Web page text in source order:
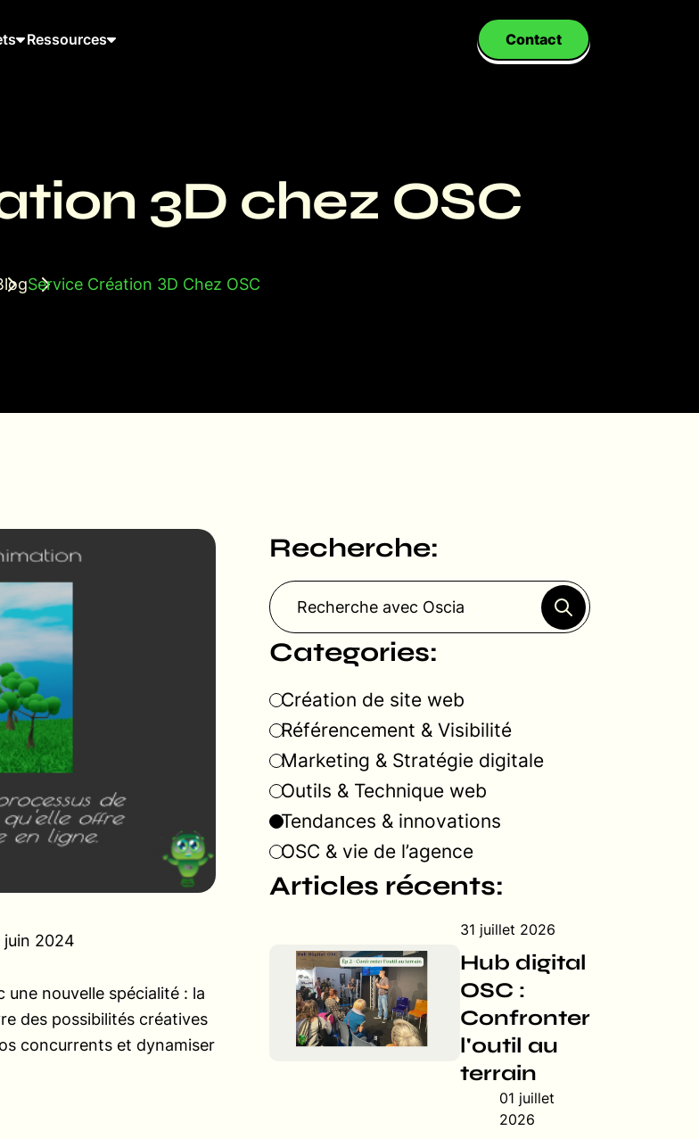
Ressources Contact
3D chez OSC
Service Création 3D Chez OSC
juin 2024
une nouvelle spécialité : la
des possibilités créatives
concurrents et dynamiser
Recherche:
Categories:
Création de site web
Référencement & Visibilité
Marketing & Stratégie digitale
Outils & Technique web
Tendances & innovations
OSC & vie de l’agence
Articles récents:
31 juillet 2026
Hub digital
OSC :
Confronter
l'outil au
terrain
01 juillet
2026